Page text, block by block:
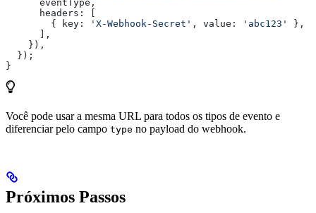
      eventType
,
      headers:
        {
key: 'X-Webhook-Secret' , value: 'abc123'
},
      ],
    }),
  });
}
Você pode usar a mesma URL para todos os tipos de evento e
diferenciar pelo campo type no payload do webhook.
Próximos Passos